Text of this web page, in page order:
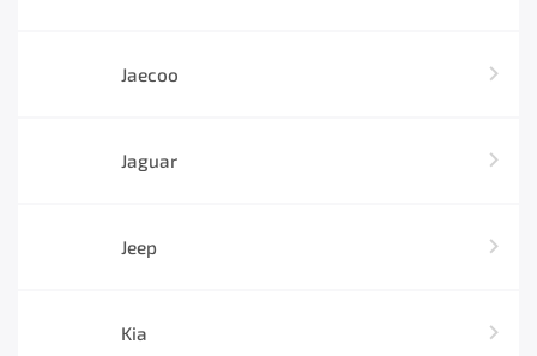
Jaecoo
Jaguar
Jeep
Kia